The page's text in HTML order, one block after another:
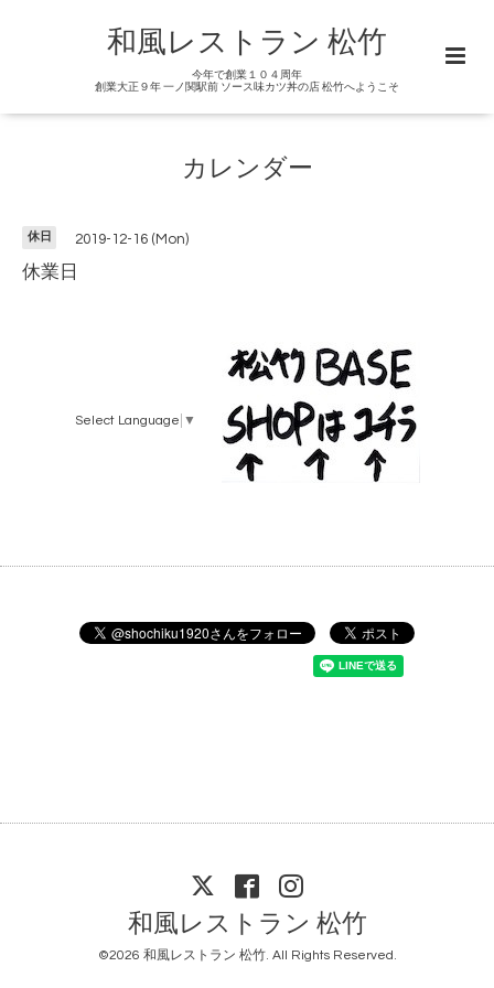
和風レストラン 松竹
今年で創業１０４周年
創業大正９年 一ノ関駅前 ソース味カツ丼の店 松竹へようこそ
カレンダー
休日 2019-12-16 (Mon)
休業日
Select Language ▼
和風レストラン 松竹
©2026 和風レストラン 松竹. All Rights Reserved.